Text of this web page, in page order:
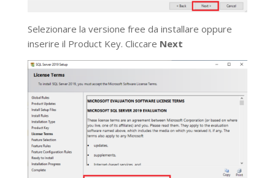
Selezionare la versione free da installare oppure
inserire il Product Key. Cliccare Next